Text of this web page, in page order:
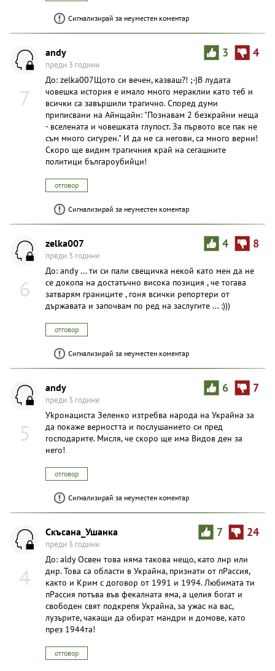
Сигнализирай за неуместен коментар
7
3 4
andy
преди 3 години
До: zelka007Щото си вечен, казваш?! ;-)В лудата
човешка история е имало много мераклии като теб и
всички са завършили трагично. Според думи
приписвани на Айнщайн: "Познавам 2 безкрайни неща
- вселената и човешката глупост. За първото все пак не
съм много сигурен." И да не са негови, са много верни!
Скоро ще видим трагичния край на сегашните
политици българоубийци!
отговор
Сигнализирай за неуместен коментар
6
4 8
zelka007
преди 3 години
До: andy ... ти си пали свещичка некой като мен да не
се докопа на достатъчно висока позиция , че тогава
затварям границите , гоня всички репортери от
държавата и започвам по ред на заслугите ... :)))
отговор
Сигнализирай за неуместен коментар
5
6 7
andy
преди 3 години
Уkpoнациста Зеленко изтpeбвa народа на Украйна за
да покаже верността и послушанието си пред
господарите. Мисля, че скоро ще има Видов ден за
него!
отговор
Сигнализирай за неуместен коментар
4
7 24
Скъсана_Ушанка
преди 3 години
До: aldy Освен това няма такова нещо, като лнр или
днр. Това са области в Украйна, признати от пPaccия,
както и Крим с договор от 1991 и 1994. Любимата ти
пPaccия потъва във фeкалната яма, а целия богат и
свободен свят подкрепя Украйна, за ужас на вас,
лузърите, чакащи да обират мандри и домове, като
през 1944та!
отговор